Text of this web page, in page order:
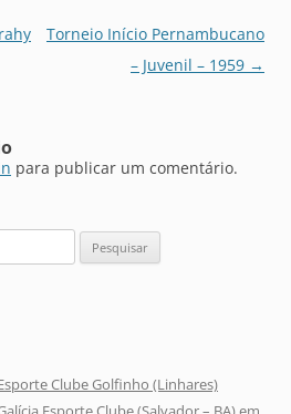
Torneio Início Pernambucano
– Juvenil – 1959 →
para publicar um comentário.
Clube Golfinho (Linhares)